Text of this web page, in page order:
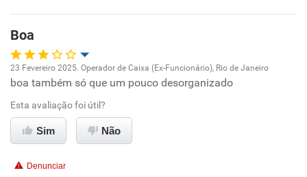
Benefícios
Não recomenda esta empresa
Não recomenda a diretoria
Boa
Oportunidade de promoção
Ambiente de trabalho
23 Fevereiro 2025. Operador de Caixa (Ex-Funcionário), Rio de Janeiro
boa também só que um pouco desorganizado
Esta avaliação foi útil?
Sim Não
Denunciar